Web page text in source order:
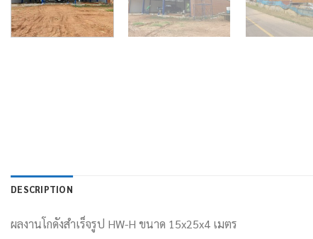
DESCRIPTION
ผลงานโกดังสำเร็จรูป HW-H ขนาด 15x25x4 เมตร